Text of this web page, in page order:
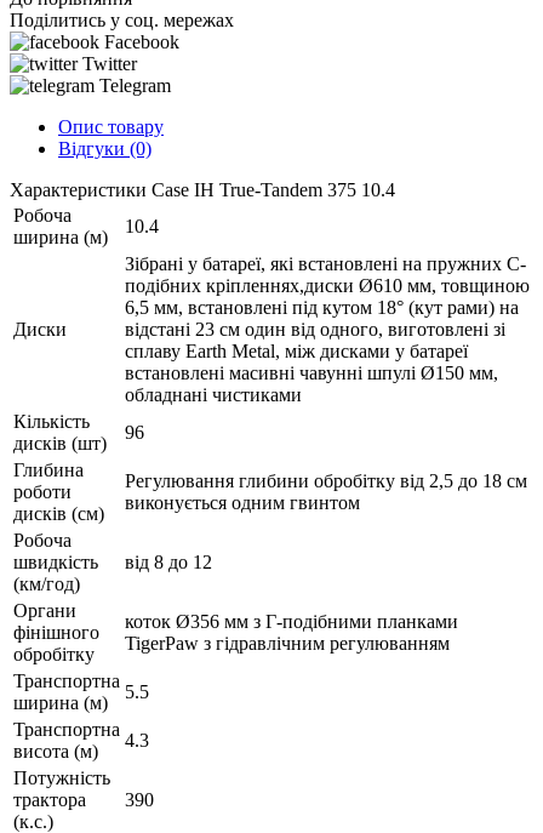
Поділитись у соц. мережах
Facebook
Twitter
Telegram
Опис товару
Відгуки (0)
Характеристики Case IH True-Tandem 375 10.4
Робоча
ширина (м)
10.4
Диски
Зібрані у батареї, які встановлені на пружних С-
подібних кріпленнях,диски Ø610 мм, товщиною
6,5 мм, встановлені під кутом 18° (кут рами) на
відстані 23 см один від одного, виготовлені зі
сплаву Earth Metal, між дисками у батареї
встановлені масивні чавунні шпулі Ø150 мм,
обладнані чистиками
Кількість
дисків (шт)
96
Глибина
роботи
дисків (см)
Регулювання глибини обробітку від 2,5 до 18 см
виконується одним гвинтом
Робоча
швидкість
(км/год)
від 8 до 12
Органи
фінішного
обробітку
коток Ø356 мм з Г-подібними планками
TigerPaw з гідравлічним регулюванням
Транспортна
ширина (м)
5.5
Транспортна
висота (м)
4.3
Потужність
трактора
(к.с.)
390